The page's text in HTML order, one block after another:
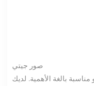
صور جيتي
بالغة الأهمية. لديك